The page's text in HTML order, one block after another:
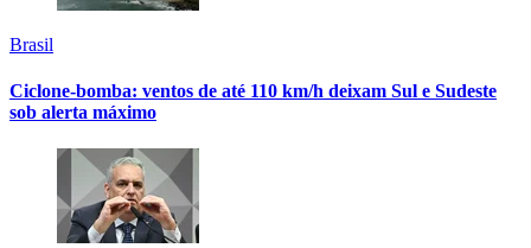
Brasil
Ciclone-bomba: ventos de até 110 km/h deixam Sul e Sudeste
sob alerta máximo